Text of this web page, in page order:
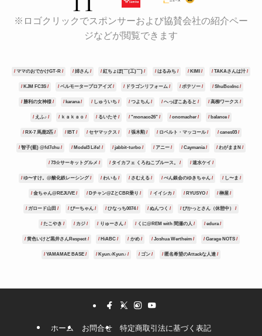
※ロゴクリックでスポンサーおよび協賛会社の紹介ペー
ジなどが閲覧できます
ママのおでかけGT-R 姉さん 紅ちょぼ(￣(工)￣) はるみち KIMI TAKAさんは汁
KJM FC3S ベルモータープロアイズ ドラゴンリフォーム ポテソー ShuBoxInc
勝利の女神様 karana しゅういち つよちん へっぽこあると 高柳ワークス
えふ♪ ｋａｋａｏ るいたそ "monaco26" onomacher balance
RX-7 馬鹿2匹 IBT セヤマックス 張木勲 ロベルト・マッコール canes03
智子(藍) @fd7chu Model3 Life! jabbit-turbo アニー Caymania わがままN
73☆サーキットグルメ タイカフェ くろねこブルース。 速水ケイ
ゆ〜すけ。@酸化鉄レーシング わいも さむえる ぺん銀会のゆきちゃん し〜ま
金ちゃん@REJUVE Dチャン@ZとCBR乗り イイシカ RYUSYO 榊屋
ガロード山田 ぴーちゃん ひなっち0074 ぬんつく ぴかっとさん（休憩中）
たこやき カジ りゅーさん くに@REM with 間瀬の人 edura
黄色いけど黒井さんRespect HiABC かめ Joshua Wertheim Garage NOTS
YAMAMAE BASE Kyun♪Kyun♪ ゴン 匿名希望のAttackな人達
ホーム お問合せ 特定商取引法に基づく表記